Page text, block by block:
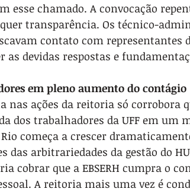
esse chamado. A convocação
transparência. Os técnico-
contato com representantes
as devidas respostas e
em pleno aumento do contágio
nas ações da reitoria só corrobora
dos trabalhadores da UFF em um
começa a crescer
das arbitrariedades da gestão do
cobrar que a EBSERH cumpra o
A reitoria mais uma vez é